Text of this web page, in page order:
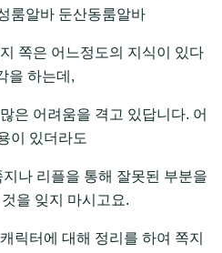
룸알바 둔산동룸알바
쪽은 어느정도의 지식이 있다
을 하는데,
은 어려움을 격고 있답니다. 어
이 있더라도
나 리플을 통해 잘못된 부분을
을 잊지 마시고요.
릭터에 대해 정리를 하여 쪽지